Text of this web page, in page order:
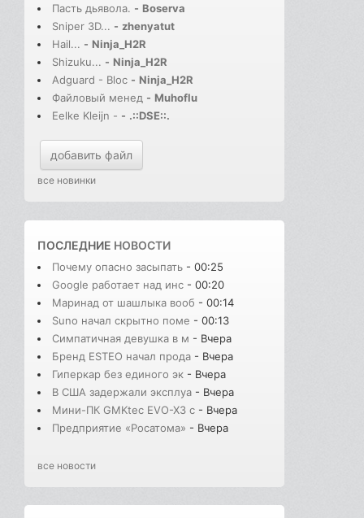
Пасть дьявола. - Boserva
Sniper 3D... - zhenyatut
Hail... - Ninja_H2R
Shizuku... - Ninja_H2R
Adguard - Bloc - Ninja_H2R
Файловый менед - Muhoflu
Eelke Kleijn - - .::DSE::.
добавить файл
все новинки
ПОСЛЕДНИЕ НОВОСТИ
Почему опасно засыпать - 00:25
Google работает над инс - 00:20
Маринад от шашлыка вооб - 00:14
Suno начал скрытно поме - 00:13
Симпатичная девушка в м - Вчера
Бренд ESTEO начал прода - Вчера
Гиперкар без единого эк - Вчера
В США задержали эксплуа - Вчера
Мини-ПК GMKtec EVO-X3 с - Вчера
Предприятие «Росатома» - Вчера
все новости